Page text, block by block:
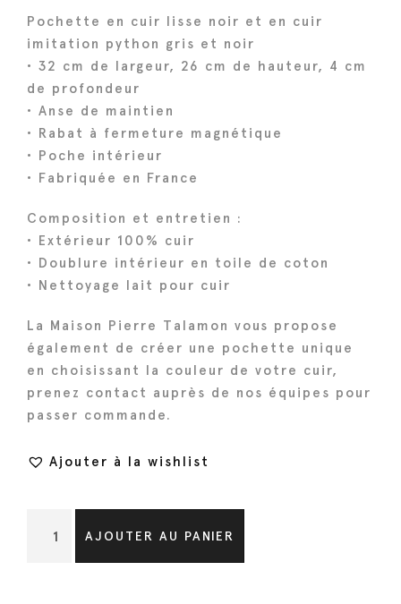
Pochette en cuir lisse noir et en cuir
imitation python gris et noir
• 32 cm de largeur, 26 cm de hauteur, 4 cm
de profondeur
• Anse de maintien
• Rabat à fermeture magnétique
• Poche intérieur
• Fabriquée en France
Composition et entretien :
• Extérieur 100% cuir
• Doublure intérieur en toile de coton
• Nettoyage lait pour cuir
La Maison Pierre Talamon vous propose
également de créer une pochette unique
en choisissant la couleur de votre cuir,
prenez contact auprès de nos équipes pour
passer commande.
Ajouter à la wishlist
AJOUTER AU PANIER